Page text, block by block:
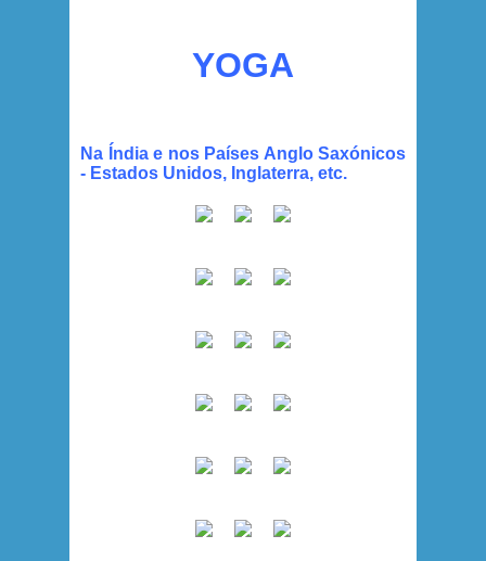
YOGA
Na Índia e nos Países Anglo Saxónicos
- Estados Unidos, Inglaterra, etc.